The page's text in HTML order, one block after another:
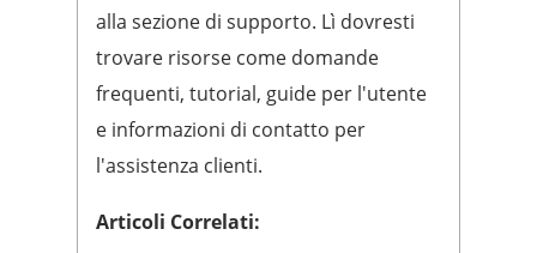
alla sezione di supporto. Lì dovresti
trovare risorse come domande
frequenti, tutorial, guide per l'utente
e informazioni di contatto per
l'assistenza clienti.
Articoli Correlati: